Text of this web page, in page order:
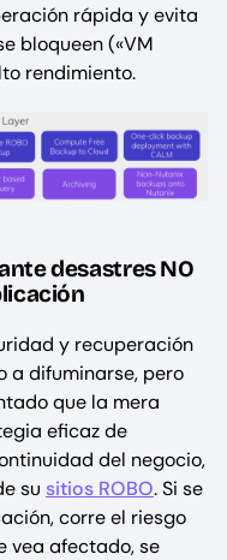
rápida y evita
bloqueen («VM
rendimiento.
desastres NO
y recuperación
a difuminarse, pero
que la mera
eficaz de
del negocio,
su sitios ROBO. Si se
corre el riesgo
vea afectado, se